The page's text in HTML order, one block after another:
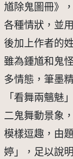
馗除鬼圖冊》
各種情狀，並
後加上作者的
雖為鍾馗和鬼
多情態，筆墨
「看舞兩魑魅
二鬼舞動景象
模樣逗趣，由
婷」，足以說